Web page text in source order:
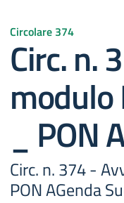
Circolare 374
Circ. n.
modulo
_ PON
Circ. n. 374 -
PON AGenda